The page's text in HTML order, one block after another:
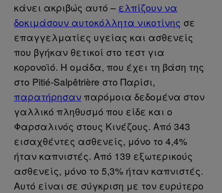
κάνει ακριβώς αυτό – ελπίζουν να
δοκιμάσουν αυτοκόλλητα νικοτίνης σε
επαγγελματίες υγείας και ασθενείς
που βγήκαν θετικοί στο τεστ για
κορονοϊό. Η ομάδα, που έχει τη βάση της
στο Pitié-Salpêtrière στο Παρίσι,
παρατήρησαν παρόμοια δεδομένα στον
γαλλικό πληθυσμό που είδε και ο
Φαρσαλινός στους Κινέζους. Από 343
εισαχθέντες ασθενείς, μόνο το 4,4%
ήταν καπνιστές. Από 139 εξωτερικούς
ασθενείς, μόνο το 5,3% ήταν καπνιστές.
Αυτό είναι σε σύγκριση με τον ευρύτερο